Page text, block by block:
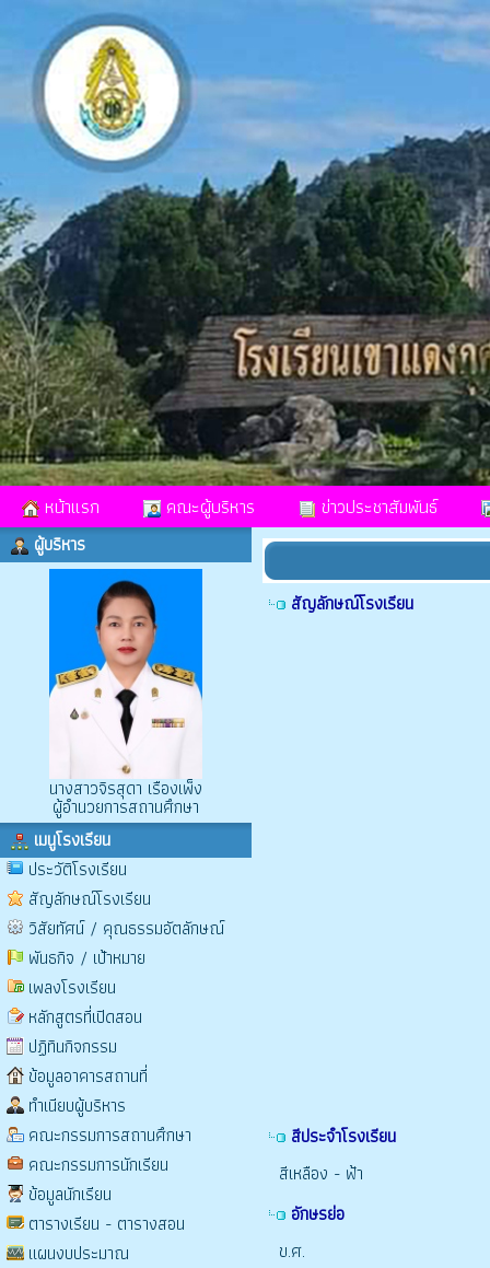
หน้าแรก คณะผู้บริหาร ข่าวประชาสัมพันธ์
ผู้บริหาร
นางสาวจิรสุดา เรืองเพ็ง
ผู้อำนวยการสถานศึกษา
เมนูโรงเรียน
ประวัติโรงเรียน
สัญลักษณ์โรงเรียน
วิสัยทัศน์ / คุณธรรมอัตลักษณ์
พันธกิจ / เป้าหมาย
เพลงโรงเรียน
หลักสูตรที่เปิดสอน
ปฏิทินกิจกรรม
ข้อมูลอาคารสถานที่
ทำเนียบผู้บริหาร
คณะกรรมการสถานศึกษา
คณะกรรมการนักเรียน
ข้อมูลนักเรียน
ตารางเรียน - ตารางสอน
แผนงบประมาณ
สัญลักษณ์โรงเรียน
สีประจำโรงเรียน
สีเหลือง - ฟ้า
อักษรย่อ
ข.ศ.